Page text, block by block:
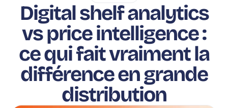
Digital shelf analytics
vs price intelligence :
ce qui fait vraiment la
différence en grande
distribution